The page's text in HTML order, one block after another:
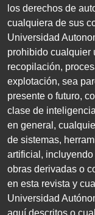
los derechos de
cualquiera de sus
Universidad
prohibido cualquier
recopilación,
explotación, sea
presente o futuro,
clase de
en general,
de sistemas,
artificial,
obras derivadas o
en esta revista y
Universidad
aquí descritos o